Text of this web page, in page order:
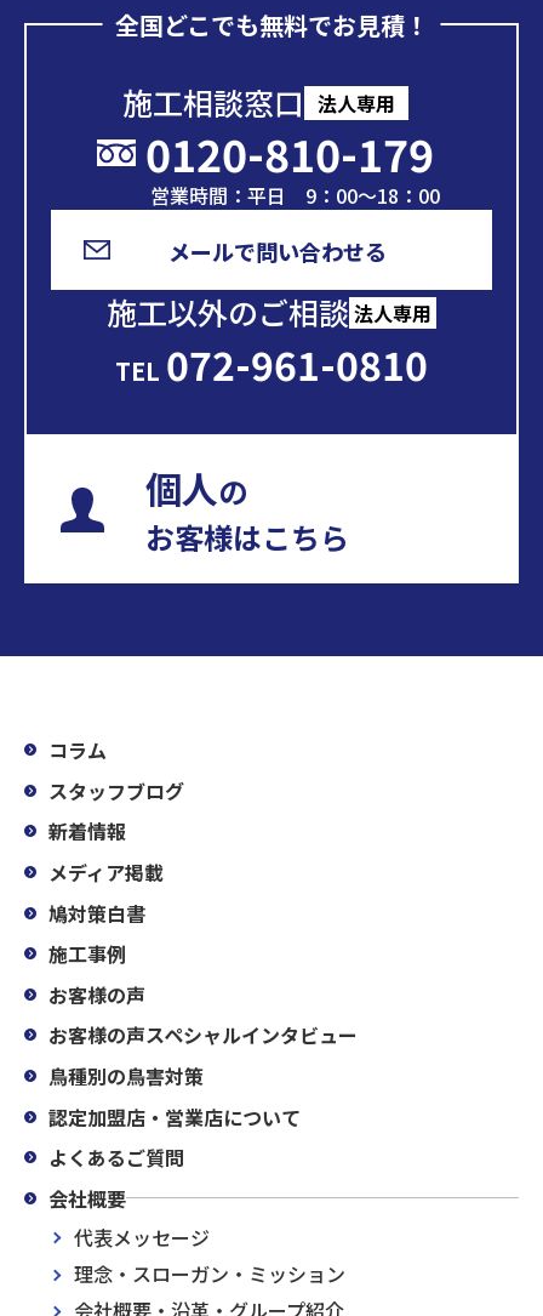
全国どこでも無料でお見積！
施工相談窓口 法人専用
0120-810-179
営業時間：平日 9：00～18：00
メールで問い合わせる
施工以外のご相談 法人専用
TEL 072-961-0810
個人の
お客様はこちら
コラム
スタッフブログ
新着情報
メディア掲載
鳩対策白書
施工事例
お客様の声
お客様の声スペシャルインタビュー
鳥種別の鳥害対策
認定加盟店・営業店について
よくあるご質問
会社概要
代表メッセージ
理念・スローガン・ミッション